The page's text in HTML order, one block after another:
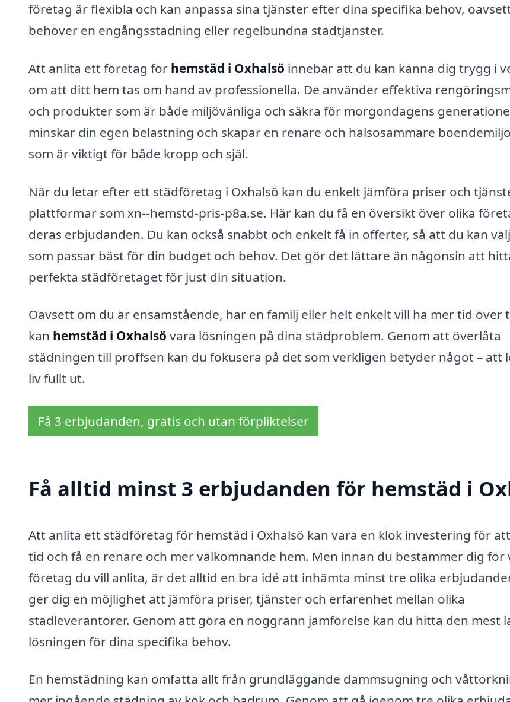
företag är flexibla och kan anpassa sina tjänster efter dina specifika behov,
behöver en engångsstädning eller regelbundna städtjänster.
Att anlita ett företag för hemstäd i Oxhalsö innebär att du kan känna dig trygg i
om att ditt hem tas om hand av professionella. De använder effektiva
och produkter som är både miljövänliga och säkra för morgondagens
minskar din egen belastning och skapar en renare och hälsosammare
som är viktigt för både kropp och själ.
När du letar efter ett städföretag i Oxhalsö kan du enkelt jämföra priser och
plattformar som xn--hemstd-pris-p8a.se. Här kan du få en översikt över olika
deras erbjudanden. Du kan också snabbt och enkelt få in offerter, så att du kan
som passar bäst för din budget och behov. Det gör det lättare än någonsin att
perfekta städföretaget för just din situation.
Oavsett om du är ensamstående, har en familj eller helt enkelt vill ha mer tid över
kan hemstäd i Oxhalsö vara lösningen på dina städproblem. Genom att överlåta
städningen till proffsen kan du fokusera på det som verkligen betyder något – att
liv fullt ut.
Få 3 erbjudanden, gratis och utan förpliktelser
Få alltid minst 3 erbjudanden för hemstäd i
Att anlita ett städföretag för hemstäd i Oxhalsö kan vara en klok investering för
tid och få en renare och mer välkomnande hem. Men innan du bestämmer dig för
företag du vill anlita, är det alltid en bra idé att inhämta minst tre olika
ger dig en möjlighet att jämföra priser, tjänster och erfarenhet mellan olika
städleverantörer. Genom att göra en noggrann jämförelse kan du hitta den mest
lösningen för dina specifika behov.
En hemstädning kan omfatta allt från grundläggande dammsugning och